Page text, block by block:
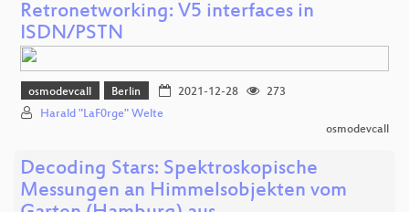
Retronetworking: V5 interfaces in
ISDN/PSTN
osmodevcall Berlin 2021-12-28
273
Harald "LaF0rge" Welte
osmodevcall
Decoding Stars: Spektroskopische
Messungen an Himmelsobjekten vom